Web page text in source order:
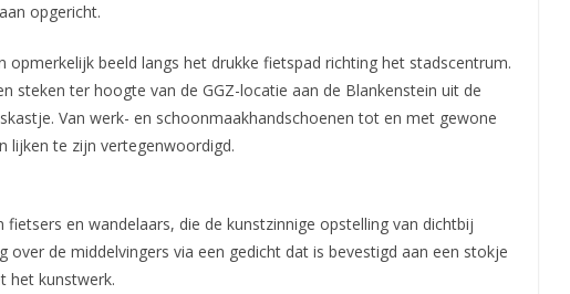
opgericht.
opmerkelijk beeld langs het drukke fietspad richting het stadscentrum.
steken ter hoogte van de GGZ-locatie aan de Blankenstein uit de
Van werk- en schoonmaakhandschoenen tot en met gewone
lijken te zijn vertegenwoordigd.
en wandelaars, die de kunstzinnige opstelling van dichtbij
de middelvingers via een gedicht dat is bevestigd aan een stokje
het kunstwerk.